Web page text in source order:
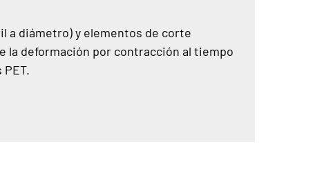
a diámetro) y elementos de corte
la deformación por contracción al tiempo